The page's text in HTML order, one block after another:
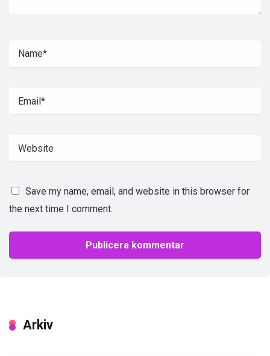
Save my name, email, and website in this browser for
the next time I comment.
Arkiv